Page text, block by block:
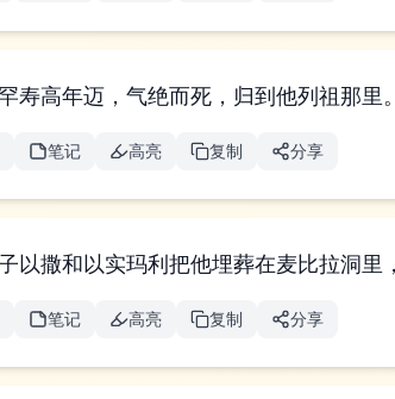
寿高年迈，气绝而死，归到他列祖那里。
笔记 高亮 复制 分享
以撒和以实玛利把他埋葬在麦比拉洞里
笔记 高亮 复制 分享